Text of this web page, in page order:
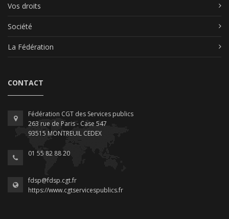
Vos droits
Société
La Fédération
CONTACT
Fédération CGT des Services publics
263 rue de Paris - Case 547
93515 MONTREUIL CEDEX
01 55 82 88 20
fdsp@fdsp.cgt.fr
https://www.cgtservicespublics.fr